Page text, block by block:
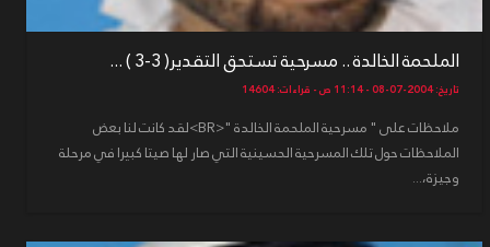
الملحمة الخالدة .. مسرحية تستحق التقدير( 3-3 ) ...
تاريخ: 2004-07-08 - 11:14 ص - قراءات: 14604
ملاحظات على " مسرحية الملحمة الخالدة "<BR>لقد كانت لنا بعض
الملاحظات حول تلك المسرحية الحسينية التي صار لها صيتا كبيرا في مرحلة
وجيزة،...